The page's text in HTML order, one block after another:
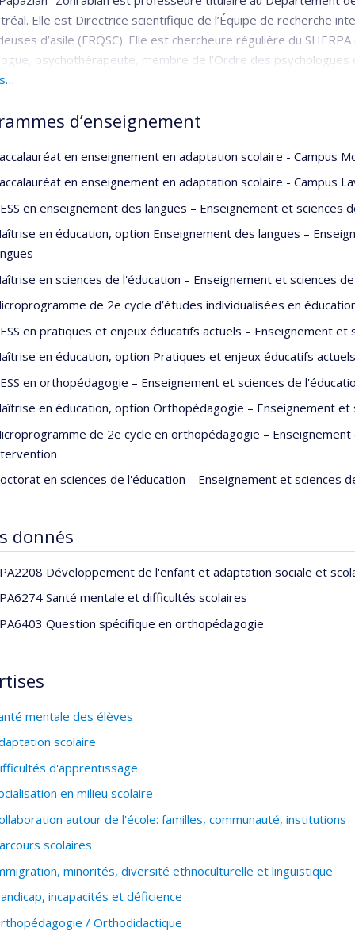
Elle est Directrice scientifique de l’Équipe de recherche
d’asile (FRQSC). Elle est chercheure régulière du
psychothérapeute, membre de l’Ordre des psychologues
Zohrabian est née et a fait ses études au Liban. Elle a
psychiques de guerre des enfants du Haut-
psychologue clinicienne. Après 2 ans, elle a entamé une
Saint-Joseph de Beyrouth. Elle y a aussi dirigé l’Institut
depuis juin 2010.
clinique, ses recherches, son enseignement et ses
et ses apprentissages, les processus migratoires et
normaux et pathologiques des deuils, les traumatismes et
et ses apprentissages ainsi que la construction et l’expression
projets de recherche financés par le CRSH portent
réfugiés et demandeurs d’asile, la promotion du bien-
d’enseignement
en enseignement en adaptation scolaire - Campus
en enseignement en adaptation scolaire - Campus
en enseignement des langues – Enseignement et sciences
en éducation, option Enseignement des langues –
en sciences de l'éducation – Enseignement et sciences
de 2e cycle d’études individualisées en
en pratiques et enjeux éducatifs actuels – Enseignement et
en éducation, option Pratiques et enjeux éducatifs
en orthopédagogie – Enseignement et sciences de
en éducation, option Orthopédagogie – Enseignement et
de 2e cycle en orthopédagogie –
en sciences de l'éducation – Enseignement et sciences
donnés
Développement de l'enfant et adaptation sociale et
Santé mentale et difficultés scolaires
Question spécifique en orthopédagogie
mentale des élèves
scolaire
d'apprentissage
en milieu scolaire
autour de l'école: familles, communauté, institutions
scolaires
minorités, diversité ethnoculturelle et linguistique
incapacités et déficience
/ Orthodidactique